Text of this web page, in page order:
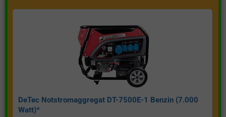
DeTec Notstromaggregat DT-7500E-1 Benzin (7.000
Watt)*